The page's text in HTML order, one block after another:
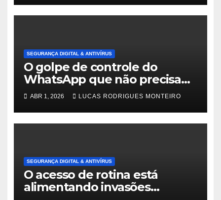
SEGURANÇA DIGITAL & ANTIVÍRUS
O golpe de controle do
WhatsApp que não precisa
de sua senha
ABR 1, 2026 LUCAS RODRIGUES MONTEIRO
SEGURANÇA DIGITAL & ANTIVÍRUS
O acesso de rotina está
alimentando invasões